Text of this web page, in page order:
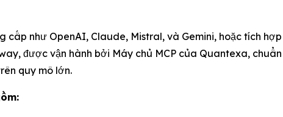
như OpenAI, Claude, Mistral, và Gemini, hoặc tích
được vận hành bởi Máy chủ MCP của Quantexa,
quy mô lớn.